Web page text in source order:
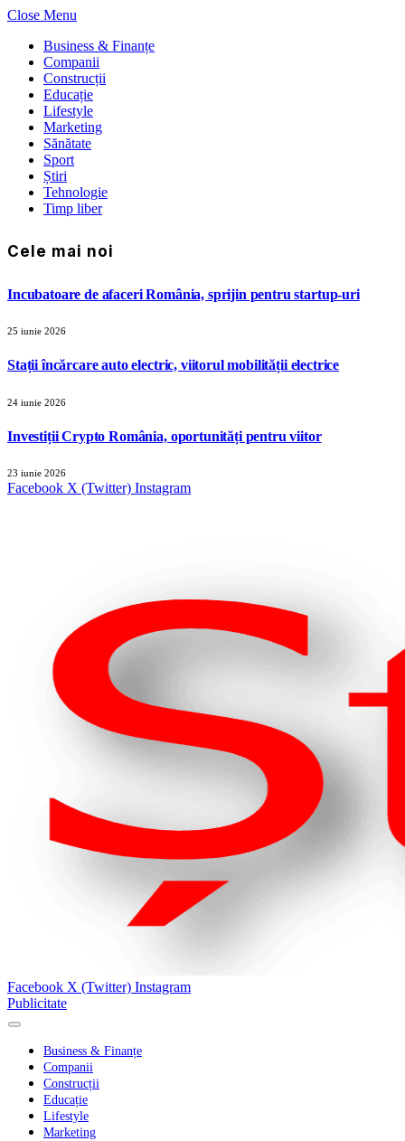
Close Menu
Business & Finanțe
Companii
Construcții
Educație
Lifestyle
Marketing
Sănătate
Sport
Știri
Tehnologie
Timp liber
Cele mai noi
Incubatoare de afaceri România, sprijin pentru startup-uri
25 iunie 2026
Stații încărcare auto electric, viitorul mobilității electrice
24 iunie 2026
Investiții Crypto România, oportunități pentru viitor
23 iunie 2026
Facebook X (Twitter) Instagram
Facebook X (Twitter) Instagram
Publicitate
Business & Finanțe
Companii
Construcții
Educație
Lifestyle
Marketing